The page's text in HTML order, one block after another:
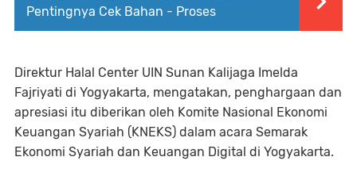
Pentingnya Cek Bahan - Proses
Direktur Halal Center UIN Sunan Kalijaga Imelda
Fajriyati di Yogyakarta, mengatakan, penghargaan dan
apresiasi itu diberikan oleh Komite Nasional Ekonomi
Keuangan Syariah (KNEKS) dalam acara Semarak
Ekonomi Syariah dan Keuangan Digital di Yogyakarta.